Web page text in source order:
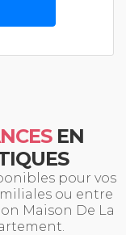
EN
pour vos
ou entre
Maison De La